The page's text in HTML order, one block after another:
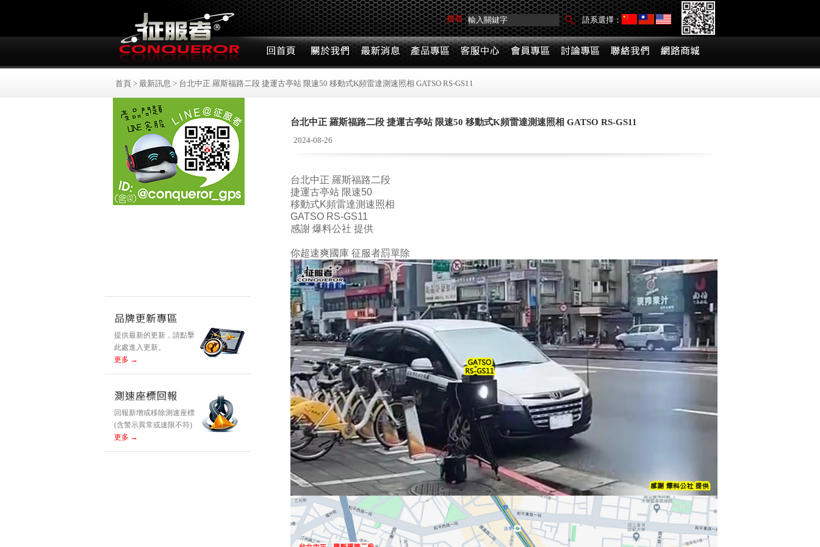
搜尋 語系選擇：
首頁 > 最新訊息 > 台北中正 羅斯福路二段 捷運古亭站 限速50 移動式K頻雷達測速照相 GATSO RS-GS11
提供最新的更新，請點擊
此處進入更新。
更多 →
回報新增或移除測速座標
(含警示異常或速限不符)
更多 →
台北中正 羅斯福路二段 捷運古亭站 限速50 移動式K頻雷達測速照相 GATSO RS-GS11
2024-08-26
台北中正 羅斯福路二段
捷運古亭站 限速50
移動式K頻雷達測速照相
GATSO RS-GS11
感謝 爆料公社 提供
你超速爽國庫 征服者罰單除